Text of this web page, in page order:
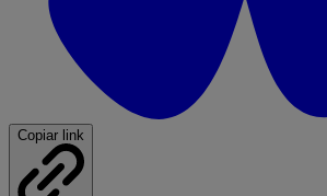
Copiar link